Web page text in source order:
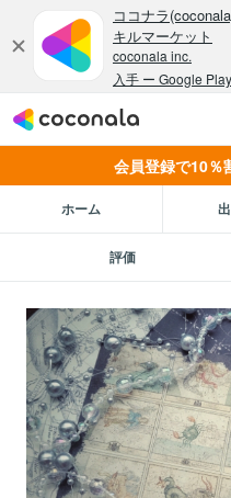
会員登録で10％
ホーム
評価